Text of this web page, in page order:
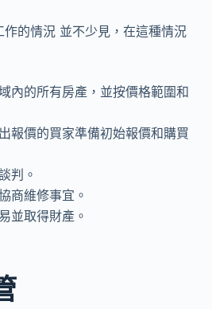
的情況 並不少見，在這種情況
內的所有房產，並按價格範圍和
報價的買家準備初始報價和購買
判。
商維修事宜。
並取得財產。